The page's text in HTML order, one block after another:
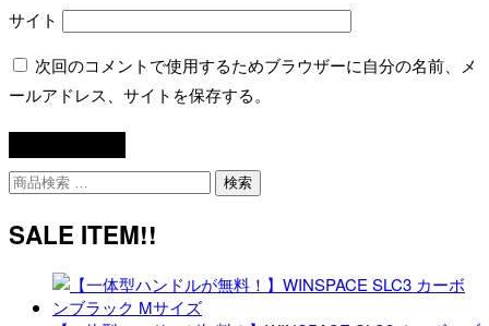
サイト
次回のコメントで使用するためブラウザーに自分の名前、メ
ールアドレス、サイトを保存する。
検
対
象:
検索
SALE ITEM!!